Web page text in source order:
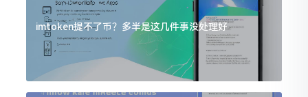
imtoken提不了币？多半是这几件事没处理好